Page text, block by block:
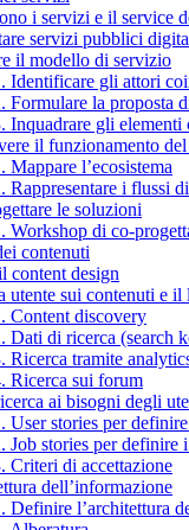
i servizi e il service
servizi pubblici
il modello di servizio
Identificare gli attori
Formulare la proposta
Inquadrare gli
il funzionamento
Mappare l’ecosistema
Rappresentare i flussi
le soluzioni
Workshop di co-
contenuti
content design
utente sui contenuti e il
Content discovery
Dati di ricerca (search
Ricerca tramite
Ricerca sui forum
ai bisogni degli
User stories per
Job stories per definire
Criteri di accettazione
dell’informazione
Definire l’architettura